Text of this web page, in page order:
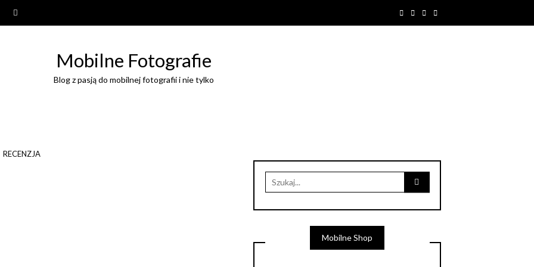
Mobilne Fotografie
Blog z pasją do mobilnej fotografii i nie tylko
RECENZJA
Mobilne Shop